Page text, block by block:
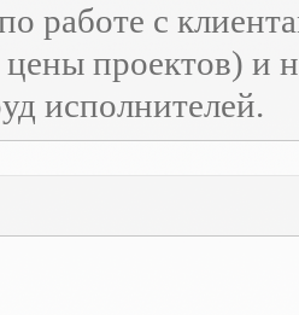
работе с
проектов) и
исполнителей.